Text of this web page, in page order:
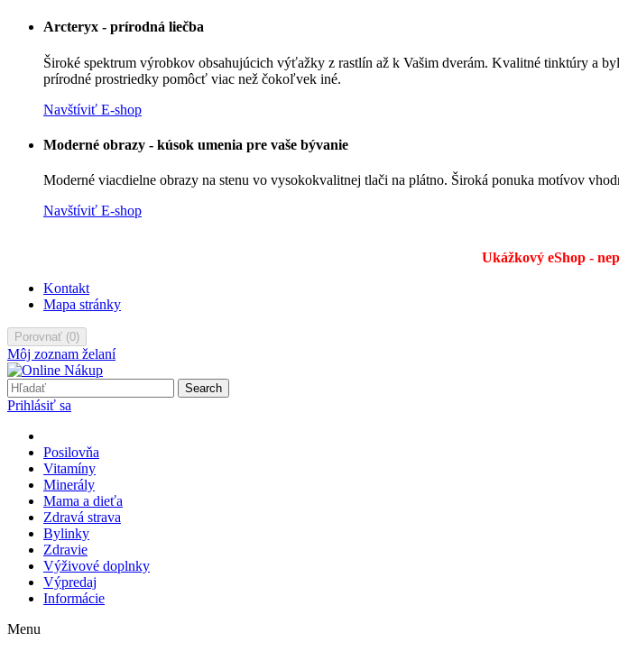
Arcteryx - prírodná liečba
Široké spektrum výrobkov obsahujúcich výťažky z rastlín až k Vašim dverám. Kvalitné tinktúry a
prírodné prostriedky pomôcť viac než čokoľvek iné.
Navštíviť E-shop
Moderné obrazy - kúsok umenia pre vaše bývanie
Moderné viacdielne obrazy na stenu vo vysokokvalitnej tlači na plátno. Široká ponuka motívov
Navštíviť E-shop
Ukážkový eShop -
Kontakt
Mapa stránky
Porovnať (0)
Môj zoznam želaní
Search
Prihlásiť sa
Posilovňa
Vitamíny
Minerály
Mama a dieťa
Zdravá strava
Bylinky
Zdravie
Výživové doplnky
Výpredaj
Informácie
Menu